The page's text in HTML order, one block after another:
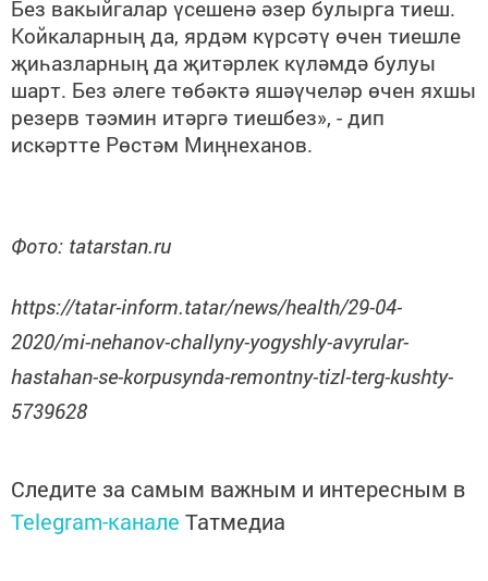
Без вакыйгалар үсешенә әзер булырга тиеш.
Койкаларның да, ярдәм күрсәтү өчен тиешле
җиһазларның да җитәрлек күләмдә булуы
шарт. Без әлеге төбәктә яшәүчеләр өчен яхшы
резерв тәэмин итәргә тиешбез», - дип
искәртте Рөстәм Миңнеханов.
Фото: tatarstan.ru
https://tatar-inform.tatar/news/health/29-04-
2020/mi-nehanov-challyny-yogyshly-avyrular-
hastahan-se-korpusynda-remontny-tizl-terg-kushty-
5739628
Следите за самым важным и интересным в
Telegram-канале Татмедиа